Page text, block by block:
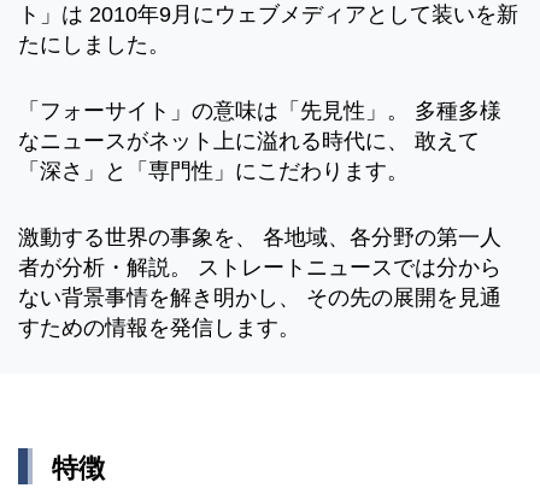
ト」は 2010年9月にウェブメディアとして装いを新
たにしました。
「フォーサイト」の意味は「先見性」。 多種多様
なニュースがネット上に溢れる時代に、 敢えて
「深さ」と「専門性」にこだわります。
激動する世界の事象を、 各地域、各分野の第一人
者が分析・解説。 ストレートニュースでは分から
ない背景事情を解き明かし、 その先の展開を見通
すための情報を発信します。
特徴